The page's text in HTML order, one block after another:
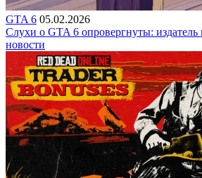
GTA 6 05.02.2026
Слухи о GTA 6 опровергнуты:
новости